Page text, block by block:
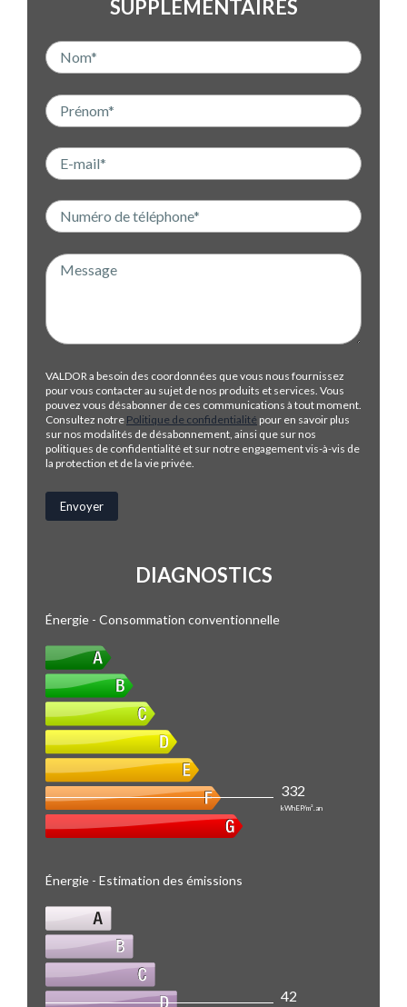
SUPPLÉMENTAIRES
VALDOR a besoin des coordonnées que vous nous fournissez
pour vous contacter au sujet de nos produits et services. Vous
pouvez vous désabonner de ces communications à tout moment.
Consultez notre Politique de confidentialité pour en savoir plus
sur nos modalités de désabonnement, ainsi que sur nos
politiques de confidentialité et sur notre engagement vis-à-vis de
la protection et de la vie privée.
DIAGNOSTICS
Énergie - Consommation conventionnelle
332
kWhEP/m².an
Énergie - Estimation des émissions
42